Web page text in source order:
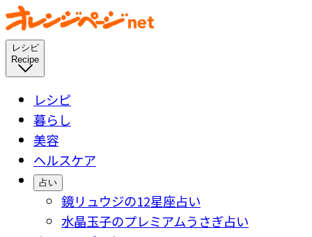
レシピ
Recipe
レシピ
暮らし
美容
ヘルスケア
占い
鏡リュウジの12星座占い
水晶玉子のプレミアムうさぎ占い